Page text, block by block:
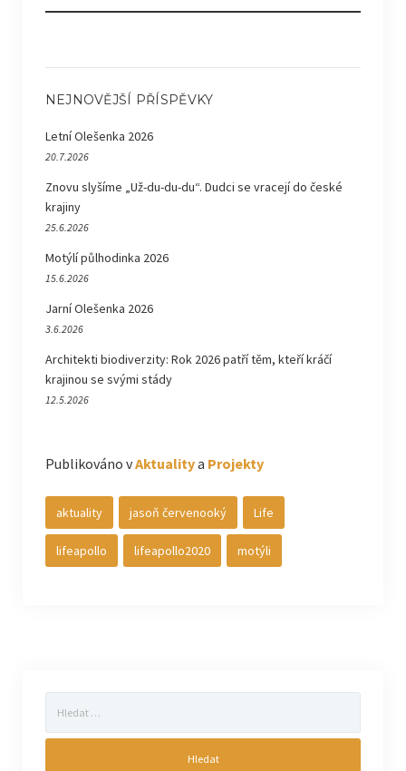
NEJNOVĚJŠÍ PŘÍSPĚVKY
Letní Olešenka 2026
20.7.2026
Znovu slyšíme „Už-du-du-du“. Dudci se vracejí do české
krajiny
25.6.2026
Motýlí půlhodinka 2026
15.6.2026
Jarní Olešenka 2026
3.6.2026
Architekti biodiverzity: Rok 2026 patří těm, kteří kráčí
krajinou se svými stády
12.5.2026
Publikováno vAktualitya Projekty
aktuality jasoň červenooký Life
lifeapollo lifeapollo2020 motýli